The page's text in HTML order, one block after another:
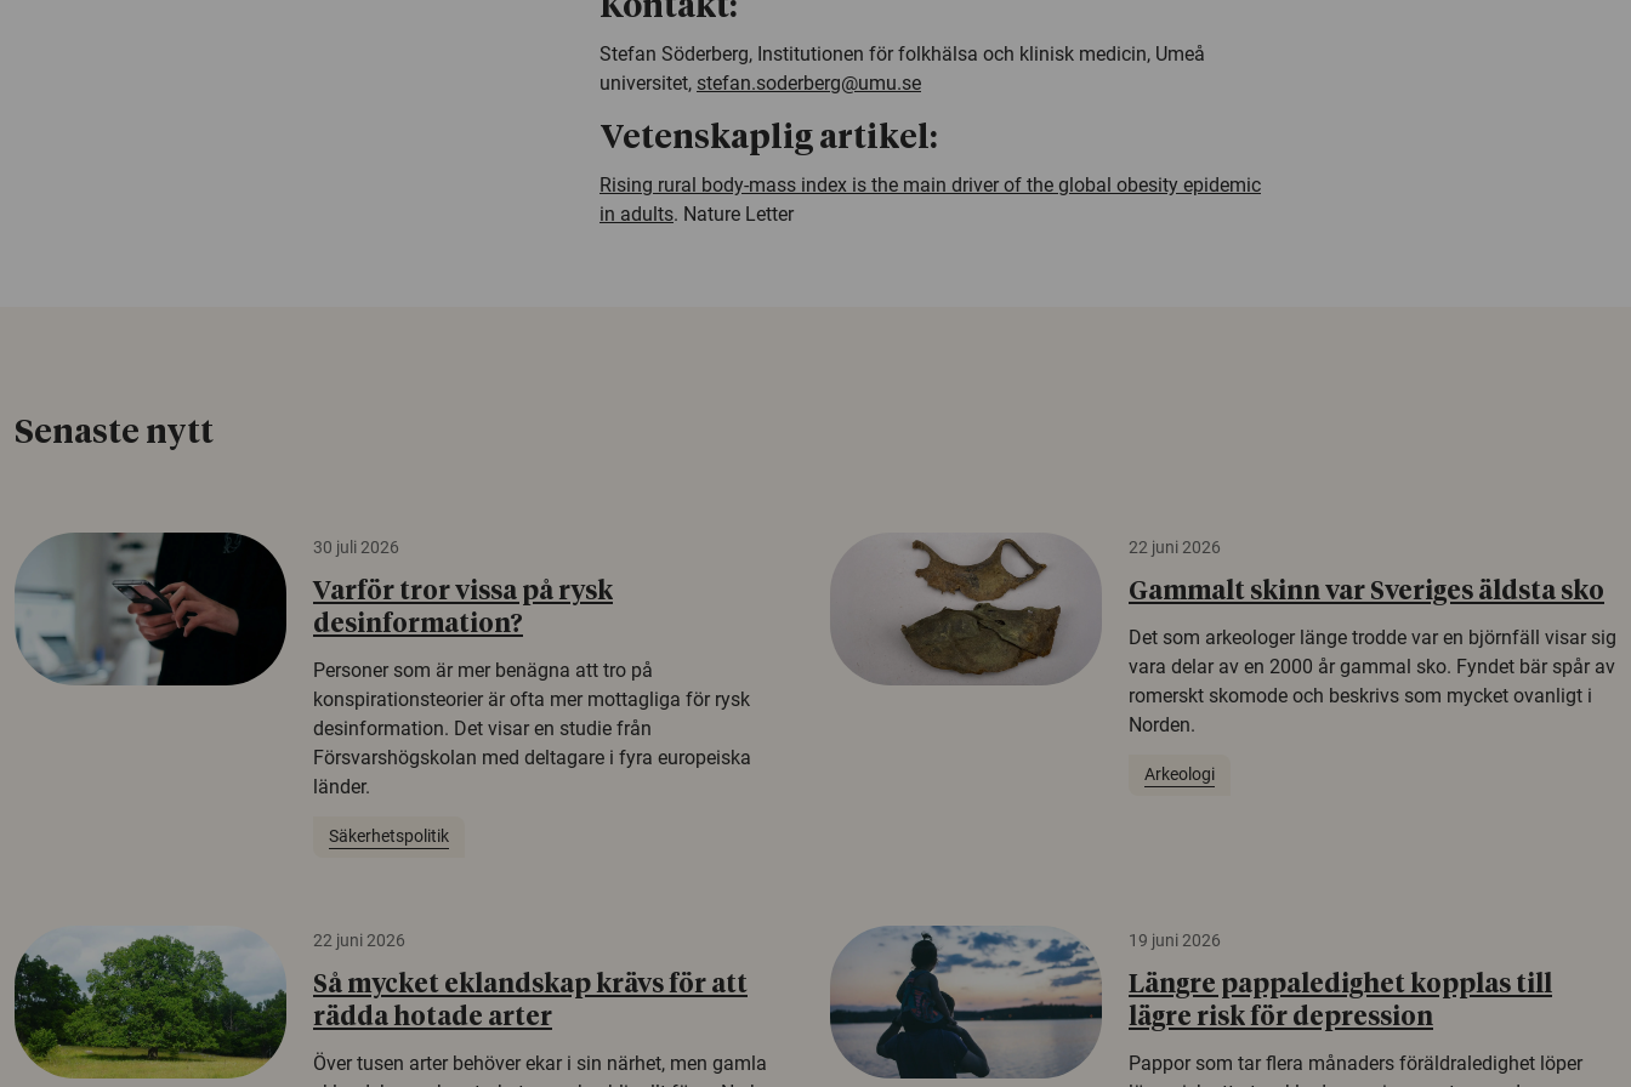
Kontakt:
Stefan Söderberg, Institutionen för folkhälsa och klinisk medicin, Umeå
universitet, stefan.soderberg@umu.se
Vetenskaplig artikel:
Rising rural body-mass index is the main driver of the global obesity epidemic
in adults. Nature Letter
Senaste nytt
30 juli 2026
Varför tror vissa på rysk
desinformation?
Personer som är mer benägna att tro på
konspirationsteorier är ofta mer mottagliga för rysk
desinformation. Det visar en studie från
Försvarshögskolan med deltagare i fyra europeiska
länder.
Säkerhetspolitik
22 juni 2026
Gammalt skinn var Sveriges äldsta sko
Det som arkeologer länge trodde var en björnfäll visar sig
vara delar av en 2000 år gammal sko. Fyndet bär spår av
romerskt skomode och beskrivs som mycket ovanligt i
Norden.
Arkeologi
22 juni 2026
Så mycket eklandskap krävs för att
rädda hotade arter
Över tusen arter behöver ekar i sin närhet, men gamla
19 juni 2026
Längre pappaledighet kopplas till
lägre risk för depression
Pappor som tar flera månaders föräldraledighet löper